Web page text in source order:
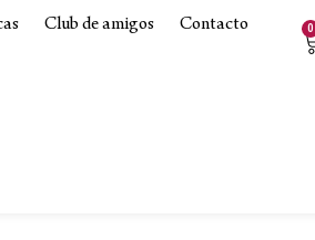
Club de amigos Contacto 0